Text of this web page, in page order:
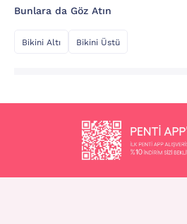
Bunlara da Göz Atın
Bikini Altı Bikini Üstü